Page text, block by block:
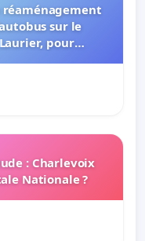
sur le
pour
802 à établir
: Charlevoix
Nationale ?